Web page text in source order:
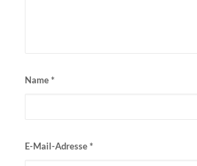
Name*
E-Mail-Adresse*